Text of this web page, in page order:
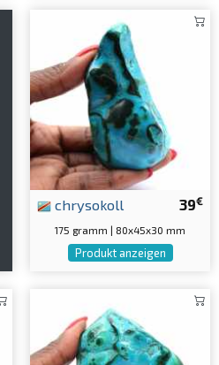
39€
chrysokoll
175 gramm | 80x45x30 mm
Produkt anzeigen